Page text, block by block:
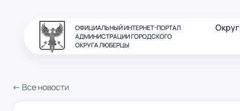
ОФИЦИАЛЬНЫЙ ИНТЕРНЕТ-ПОРТАЛ
АДМИНИСТРАЦИИ ГОРОДСКОГО
ОКРУГА ЛЮБЕРЦЫ
Округ
← Все новости